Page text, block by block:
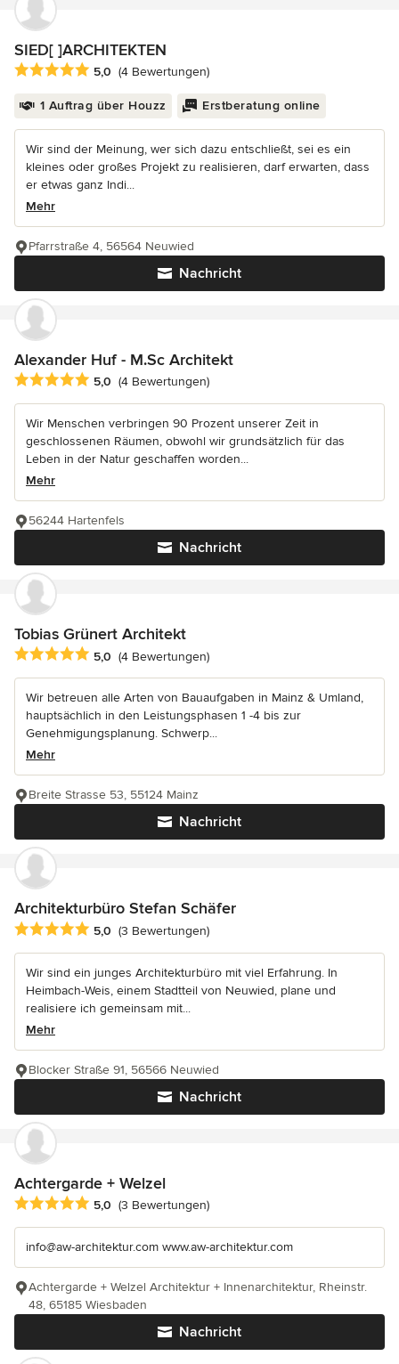
SIED[ ]ARCHITEKTEN
Durchschnittliche Bewertung: 5 von 5 Sternen
5,0 (4 Bewertungen)
1 Auftrag über Houzz Erstberatung online
Wir sind der Meinung, wer sich dazu entschließt, sei es ein
kleines oder großes Projekt zu realisieren, darf erwarten, dass
er etwas ganz Indi...
Mehr
Nachricht
Pfarrstraße 4, 56564 Neuwied
Alexander Huf - M.Sc Architekt
Durchschnittliche Bewertung: 5 von 5 Sternen
5,0 (4 Bewertungen)
Wir Menschen verbringen 90 Prozent unserer Zeit in
geschlossenen Räumen, obwohl wir grundsätzlich für das
Leben in der Natur geschaffen worden...
Mehr
Nachricht
56244 Hartenfels
Tobias Grünert Architekt
Durchschnittliche Bewertung: 5 von 5 Sternen
5,0 (4 Bewertungen)
Wir betreuen alle Arten von Bauaufgaben in Mainz & Umland,
hauptsächlich in den Leistungsphasen 1 -4 bis zur
Genehmigungsplanung. Schwerp...
Mehr
Nachricht
Breite Strasse 53, 55124 Mainz
Architekturbüro Stefan Schäfer
Durchschnittliche Bewertung: 5 von 5 Sternen
5,0 (3 Bewertungen)
Wir sind ein junges Architekturbüro mit viel Erfahrung. In
Heimbach-Weis, einem Stadtteil von Neuwied, plane und
realisiere ich gemeinsam mit...
Mehr
Nachricht
Blocker Straße 91, 56566 Neuwied
Achtergarde + Welzel
Durchschnittliche Bewertung: 5 von 5 Sternen
5,0 (3 Bewertungen)
info@aw-architektur.com www.aw-architektur.com
Nachricht
Achtergarde + Welzel Architektur + Innenarchitektur, Rheinstr.
48, 65185 Wiesbaden